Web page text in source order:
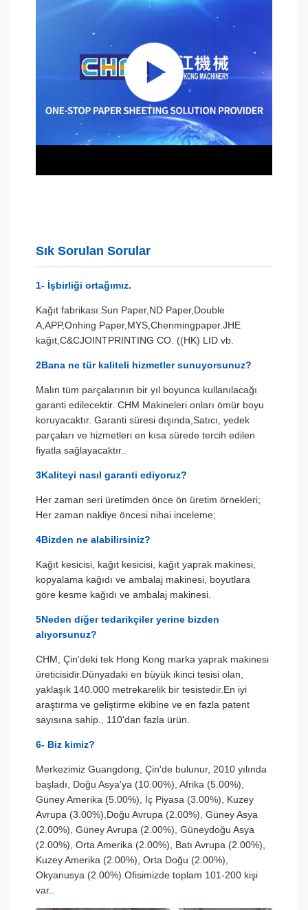
Sık Sorulan Sorular
1- İşbirliği ortağımız.
Kağıt fabrikası:Sun Paper,ND Paper,Double
A,APP,Onhing Paper,MYS,Chenmingpaper.JHE
kağıt,C&CJOINTPRINTING CO. ((HK) LID vb.
2Bana ne tür kaliteli hizmetler sunuyorsunuz?
Malın tüm parçalarının bir yıl boyunca kullanılacağı
garanti edilecektir. CHM Makineleri onları ömür boyu
koruyacaktır. Garanti süresi dışında,Satıcı, yedek
parçaları ve hizmetleri en kısa sürede tercih edilen
fiyatla sağlayacaktır..
3Kaliteyi nasıl garanti ediyoruz?
Her zaman seri üretimden önce ön üretim örnekleri;
Her zaman nakliye öncesi nihai inceleme;
4Bizden ne alabilirsiniz?
Kağıt kesicisi, kağıt kesicisi, kağıt yaprak makinesi,
kopyalama kağıdı ve ambalaj makinesi, boyutlara
göre kesme kağıdı ve ambalaj makinesi.
5Neden diğer tedarikçiler yerine bizden
alıyorsunuz?
CHM, Çin'deki tek Hong Kong marka yaprak makinesi
üreticisidir.Dünyadaki en büyük ikinci tesisi olan,
yaklaşık 140.000 metrekarelik bir tesistedir.En iyi
araştırma ve geliştirme ekibine ve en fazla patent
sayısına sahip., 110'dan fazla ürün.
6- Biz kimiz?
Merkezimiz Guangdong, Çin'de bulunur, 2010 yılında
başladı, Doğu Asya'ya (10.00%), Afrika (5.00%),
Güney Amerika (5.00%), İç Piyasa (3.00%), Kuzey
Avrupa (3.00%),Doğu Avrupa (2.00%), Güney Asya
(2.00%), Güney Avrupa (2.00%), Güneydoğu Asya
(2.00%), Orta Amerika (2.00%), Batı Avrupa (2.00%),
Kuzey Amerika (2.00%), Orta Doğu (2.00%),
Okyanusya (2.00%).Ofisimizde toplam 101-200 kişi
var..